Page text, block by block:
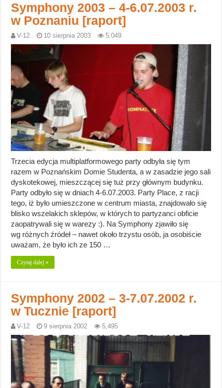
Symphony 2003 – 4-6.07.2003 r.
w Poznaniu [raport]
V-12 10 sierpnia 2003 5,049
Trzecia edycja multiplatformowego party odbyła się tym
razem w Poznańskim Domie Studenta, a w zasadzie jego sali
dyskotekowej, mieszczącej się tuż przy głównym budynku.
Party odbyło się w dniach 4-6.07.2003. Party Place, z racji
tego, iż było umieszczone w centrum miasta, znajdowało się
blisko wszelakich sklepów, w których to partyzanci obficie
zaopatrywali się w warezy :). Na Symphony zjawiło się
wg różnych źródeł – nawet około trzystu osób, ja osobiście
uważam, że było ich ze 150 …
Czytaj dalej »
Symphony 2002 – 3-7.07.2002 r.
w Tucznie [raport]
V-12 9 sierpnia 2002 5,495